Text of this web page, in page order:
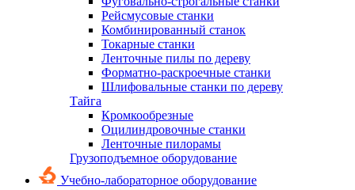
Рейсмусовые станки
Комбинированный станок
Токарные станки
Ленточные пилы по дереву
Форматно-раскроечные станки
Шлифовальные станки по дереву
Тайга
Кромкообрезные
Оцилиндровочные станки
Ленточные пилорамы
Грузоподъемное оборудование
Учебно-лабораторное оборудование